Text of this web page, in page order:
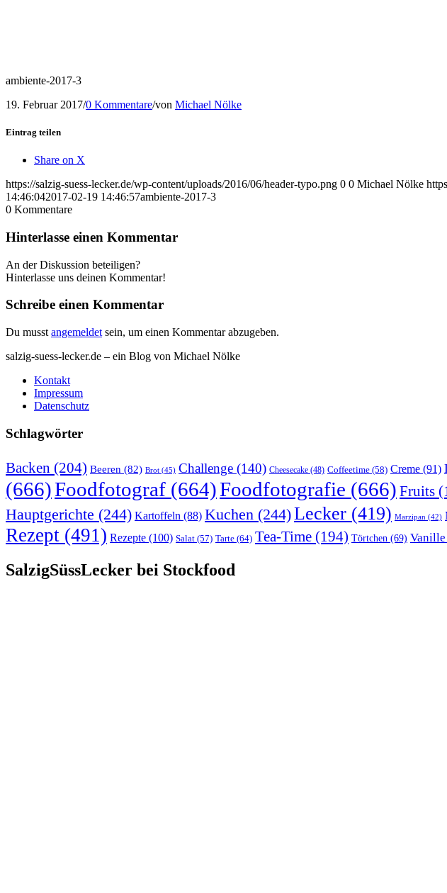
ambiente-2017-3
19. Februar 2017/0 Kommentare/von Michael Nölke
Eintrag teilen
Share on X
https://salzig-suess-lecker.de/wp-content/uploads/2016/06/header-typo.png 0 0 Michael Nölke
14:46:042017-02-19 14:46:57ambiente-2017-3
0 Kommentare
Hinterlasse einen Kommentar
An der Diskussion beteiligen?
Hinterlasse uns deinen Kommentar!
Schreibe einen Kommentar
Du musst angemeldet sein, um einen Kommentar abzugeben.
salzig-suess-lecker.de – ein Blog von Michael Nölke
Kontakt
Impressum
Datenschutz
Schlagwörter
Backen (204) Beeren (82) Brot (45) Challenge (140) Cheesecake (48) Coffeetime (58) Creme (91)
(666)Foodfotograf (664)Foodfotografie (666) Fruits
Hauptgerichte (244) Kartoffeln (88) Kuchen (244)Lecker (419) Marzipan (42)
Rezept (491) Rezepte (100) Salat (57) Tarte (64) Tea-Time (194) Törtchen (69) Vanille
SalzigSüssLecker bei Stockfood